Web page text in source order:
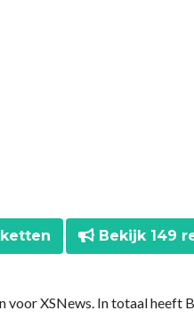
Bekijk 149
XSNews. In totaal heeft